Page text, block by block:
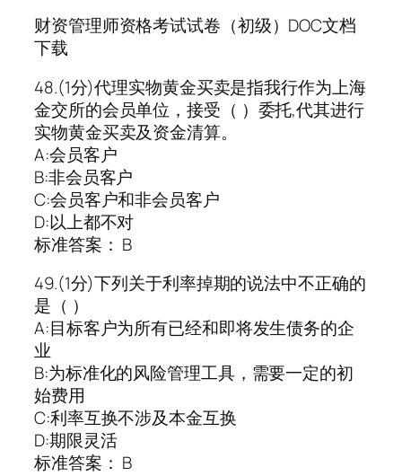
财资管理师资格考试试卷（初级）DOC文档
下载
48.(1分)代理实物黄金买卖是指我行作为上海
金交所的会员单位，接受（ ）委托,代其进行
实物黄金买卖及资金清算。
A:会员客户
B:非会员客户
C:会员客户和非会员客户
D:以上都不对
标准答案： B
49.(1分)下列关于利率掉期的说法中不正确的
是（ ）
A:目标客户为所有已经和即将发生债务的企
业
B:为标准化的风险管理工具，需要一定的初
始费用
C:利率互换不涉及本金互换
D:期限灵活
标准答案： B